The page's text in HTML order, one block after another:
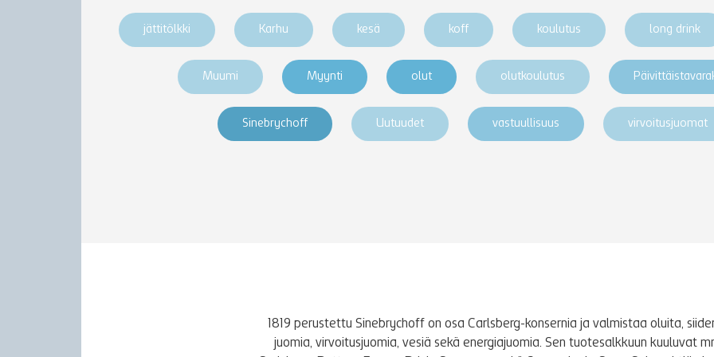
jättitölkki Karhu kesä koff koulutus long drink
Muumi Myynti olut olutkoulutus
Sinebrychoff Uutuudet vastuullisuus virvoitusjuomat
1819 perustettu Sinebrychoff on osa Carlsberg-konsernia ja valmistaa oluita,
juomia, virvoitusjuomia, vesiä sekä energiajuomia. Sen tuotesalkkuun kuuluvat